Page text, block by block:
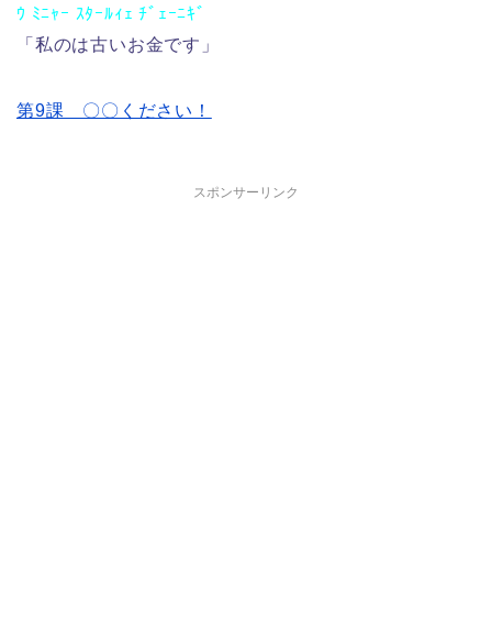
ｳ ﾐﾆｬｰ ｽﾀｰﾙｨｪ ﾁﾞｪｰﾆｷﾞ
「私のは古いお金です」
第9課 〇〇ください！
スポンサーリンク